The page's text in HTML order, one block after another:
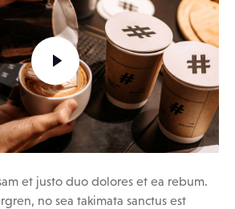
et justo duo dolores et ea rebum.
no sea takimata sanctus est